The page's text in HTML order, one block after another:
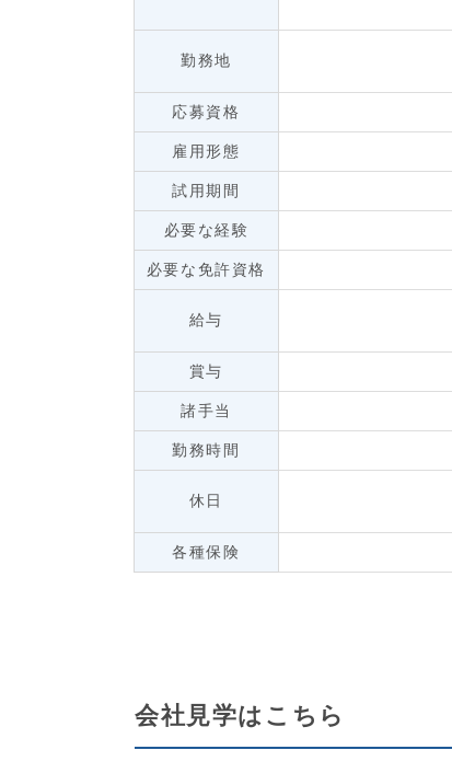
勤務地
応募資格
雇用形態
試用期間
必要な経験
必要な免許資格
給与
賞与
諸手当
勤務時間
休日
各種保険
会社見学はこちら